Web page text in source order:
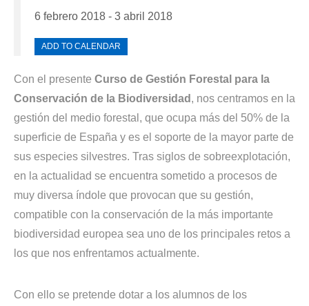
6 febrero 2018 - 3 abril 2018
ADD TO CALENDAR
Con el presente Curso de Gestión Forestal para la
Conservación de la Biodiversidad , nos centramos en la
gestión del medio forestal, que ocupa más del 50% de la
superficie de España y es el soporte de la mayor parte de
sus especies silvestres. Tras siglos de sobreexplotación,
en la actualidad se encuentra sometido a procesos de
muy diversa índole que provocan que su gestión,
compatible con la conservación de la más importante
biodiversidad europea sea uno de los principales retos a
los que nos enfrentamos actualmente.
Con ello se pretende dotar a los alumnos de los